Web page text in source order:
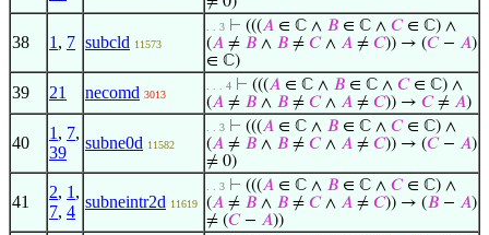
38 1 , 7 subcld 11573
. . 3 ⊢ (((𝐴 ∈ ℂ ∧ 𝐵 ∈ ℂ ∧ 𝐶∈ ℂ) ∧
(𝐴 ≠ 𝐵 ∧ 𝐵 ≠ 𝐶∧ 𝐴 ≠ 𝐶)) → (𝐶− 𝐴)
∈ ℂ)
39 21 necomd 3013
. . . 4 ⊢ (((𝐴 ∈ ℂ ∧ 𝐵 ∈ ℂ ∧ 𝐶∈ ℂ) ∧
(𝐴 ≠ 𝐵 ∧ 𝐵 ≠ 𝐶∧ 𝐴 ≠ 𝐶)) → 𝐶≠ 𝐴)
40
1 , 7,
39
subne0d 11582
. . 3 ⊢ (((𝐴 ∈ ℂ ∧ 𝐵 ∈ ℂ ∧ 𝐶∈ ℂ) ∧
(𝐴 ≠ 𝐵 ∧ 𝐵 ≠ 𝐶∧ 𝐴 ≠ 𝐶)) → (𝐶− 𝐴)
≠ 0)
41
2, 1 ,
7, 4
subneintr2d 11619
. . 3 ⊢ (((𝐴 ∈ ℂ ∧ 𝐵 ∈ ℂ ∧ 𝐶∈ ℂ) ∧
(𝐴 ≠ 𝐵 ∧ 𝐵 ≠ 𝐶∧ 𝐴 ≠ 𝐶)) → (𝐵 − 𝐴)
≠ (𝐶− 𝐴))